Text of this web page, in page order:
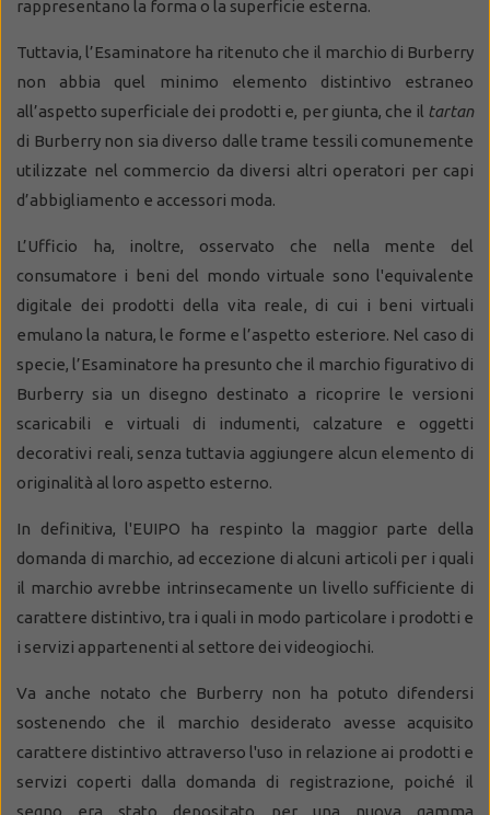
rappresentano la forma o la superficie esterna.
Tuttavia, l’Esaminatore ha ritenuto che il marchio di Burberry
non abbia quel minimo elemento distintivo estraneo
all’aspetto superficiale dei prodotti e, per giunta, che il tartan
di Burberry non sia diverso dalle trame tessili comunemente
utilizzate nel commercio da diversi altri operatori per capi
d’abbigliamento e accessori moda.
L’Ufficio ha, inoltre, osservato che nella mente del
consumatore i beni del mondo virtuale sono l'equivalente
digitale dei prodotti della vita reale, di cui i beni virtuali
emulano la natura, le forme e l’aspetto esteriore. Nel caso di
specie, l’Esaminatore ha presunto che il marchio figurativo di
Burberry sia un disegno destinato a ricoprire le versioni
scaricabili e virtuali di indumenti, calzature e oggetti
decorativi reali, senza tuttavia aggiungere alcun elemento di
originalità al loro aspetto esterno.
In definitiva, l'EUIPO ha respinto la maggior parte della
domanda di marchio, ad eccezione di alcuni articoli per i quali
il marchio avrebbe intrinsecamente un livello sufficiente di
carattere distintivo, tra i quali in modo particolare i prodotti e
i servizi appartenenti al settore dei videogiochi.
Va anche notato che Burberry non ha potuto difendersi
sostenendo che il marchio desiderato avesse acquisito
carattere distintivo attraverso l'uso in relazione ai prodotti e
servizi coperti dalla domanda di registrazione, poiché il
segno era stato depositato per una nuova gamma